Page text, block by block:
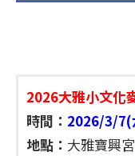
2026大雅小文化
時間： 2026/3/7(
地點： 大雅寶興